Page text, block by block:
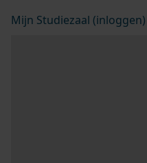
Mijn Studiezaal (inloggen)